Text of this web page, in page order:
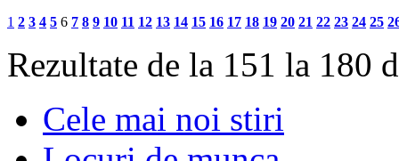
1 2 3 4 5 6 7 8 9 10 11 12 13 14 15 16 17 18 19 20 21 22 23 24 25
Rezultate de la 151 la 180
Cele mai noi stiri